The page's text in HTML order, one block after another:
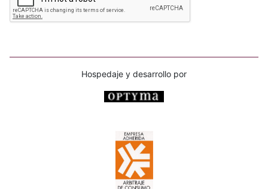
Hospedaje y desarrollo por